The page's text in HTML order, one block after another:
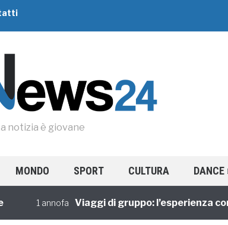
notizia è giovane
MONDO SPORT CULTURA DANCE
1 annofa Viaggi di gruppo: l’esperienza